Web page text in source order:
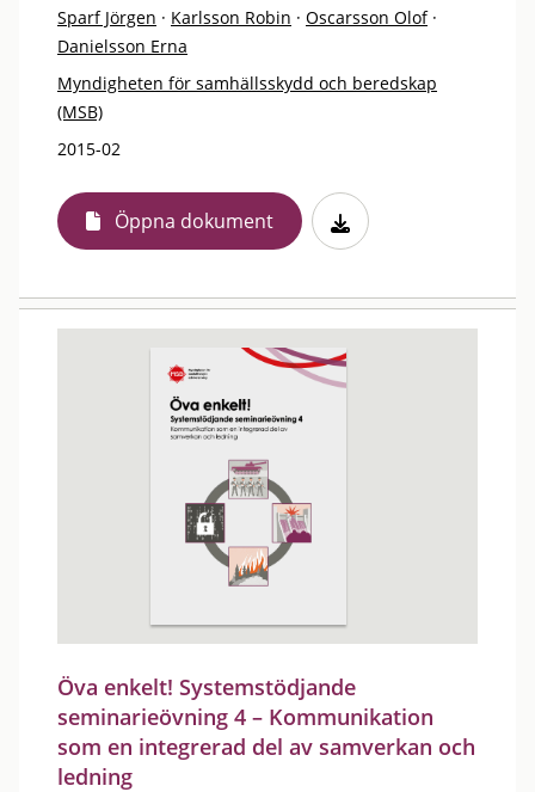
Sparf Jörgen · Karlsson Robin · Oscarsson Olof ·
Danielsson Erna
Myndigheten för samhällsskydd och beredskap
(MSB)
2015-02
Öppna dokument
Öva enkelt! Systemstödjande
seminarieövning 4 – Kommunikation
som en integrerad del av samverkan och
ledning